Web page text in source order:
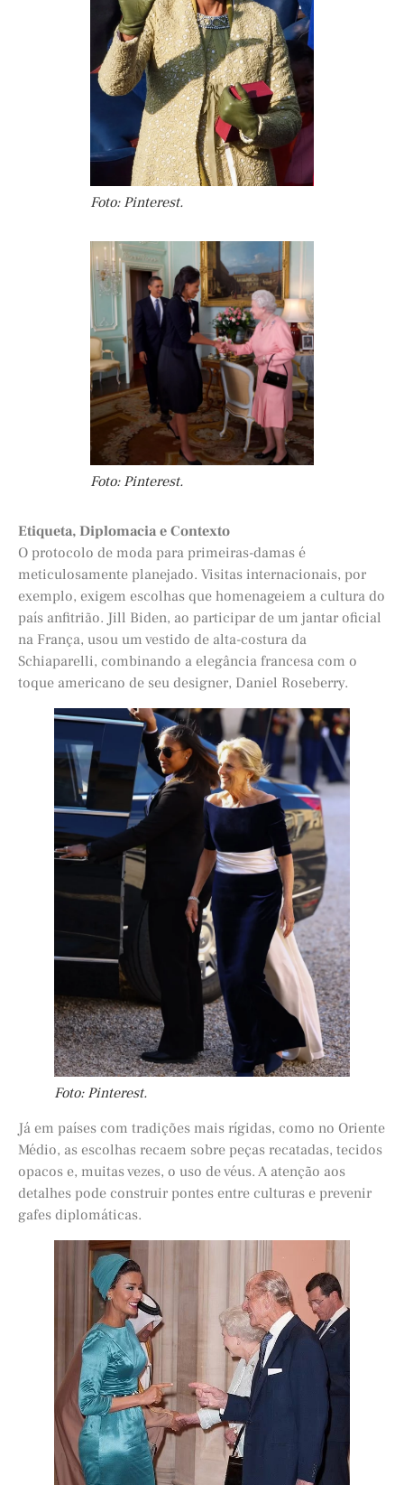
Foto: Pinterest.
Foto: Pinterest.
Etiqueta, Diplomacia e Contexto
O protocolo de moda para primeiras-damas é
meticulosamente planejado. Visitas internacionais, por
exemplo, exigem escolhas que homenageiem a cultura do
país anfitrião. Jill Biden, ao participar de um jantar oficial
na França, usou um vestido de alta-costura da
Schiaparelli, combinando a elegância francesa com o
toque americano de seu designer, Daniel Roseberry.
Foto: Pinterest.
Já em países com tradições mais rígidas, como no Oriente
Médio, as escolhas recaem sobre peças recatadas, tecidos
opacos e, muitas vezes, o uso de véus. A atenção aos
detalhes pode construir pontes entre culturas e prevenir
gafes diplomáticas.